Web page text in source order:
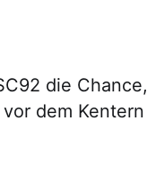
die Chance,
dem Kentern